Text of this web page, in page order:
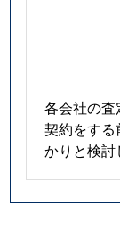
各会社の査
契約をす
かりと検討